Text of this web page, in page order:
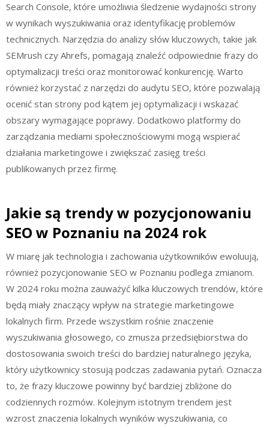
Search Console, które umożliwia śledzenie wydajności strony
w wynikach wyszukiwania oraz identyfikację problemów
technicznych. Narzędzia do analizy słów kluczowych, takie jak
SEMrush czy Ahrefs, pomagają znaleźć odpowiednie frazy do
optymalizacji treści oraz monitorować konkurencję. Warto
również korzystać z narzędzi do audytu SEO, które pozwalają
ocenić stan strony pod kątem jej optymalizacji i wskazać
obszary wymagające poprawy. Dodatkowo platformy do
zarządzania mediami społecznościowymi mogą wspierać
działania marketingowe i zwiększać zasięg treści
publikowanych przez firmę.
Jakie są trendy w pozycjonowaniu
SEO w Poznaniu na 2024 rok
W miarę jak technologia i zachowania użytkowników ewoluują,
również pozycjonowanie SEO w Poznaniu podlega zmianom.
W 2024 roku można zauważyć kilka kluczowych trendów, które
będą miały znaczący wpływ na strategie marketingowe
lokalnych firm. Przede wszystkim rośnie znaczenie
wyszukiwania głosowego, co zmusza przedsiębiorstwa do
dostosowania swoich treści do bardziej naturalnego języka,
który użytkownicy stosują podczas zadawania pytań. Oznacza
to, że frazy kluczowe powinny być bardziej zbliżone do
codziennych rozmów. Kolejnym istotnym trendem jest
wzrost znaczenia lokalnych wyników wyszukiwania, co